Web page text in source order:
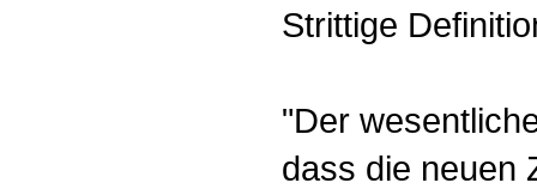
Strittige
"Der
dass die neuen